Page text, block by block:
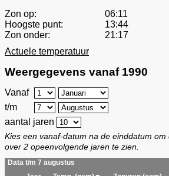
Zon op:
06:11
Hoogste punt:
13:44
Zon onder:
21:17
Actuele temperatuur
Weergegevens vanaf 1990
Vanaf
t/m
aantal jaren
Kies een vanaf-datum na de einddatum om
over 2 opeenvolgende jaren te zien.
Data t/m 7 augustus